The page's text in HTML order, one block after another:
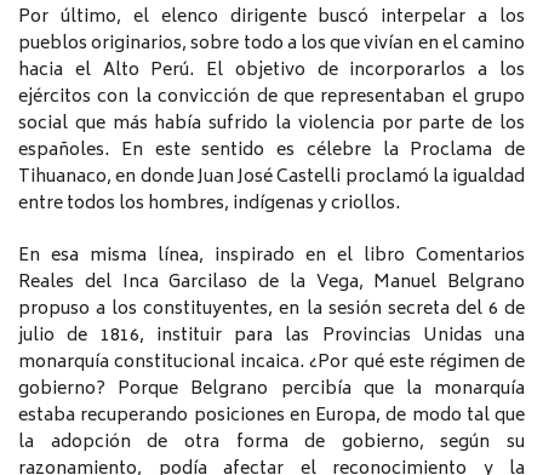
Por último, el elenco dirigente buscó interpelar a los
pueblos originarios, sobre todo a los que vivían en el camino
hacia el Alto Perú. El objetivo de incorporarlos a los
ejércitos con la convicción de que representaban el grupo
social que más había sufrido la violencia por parte de los
españoles. En este sentido es célebre la Proclama de
Tihuanaco, en donde Juan José Castelli proclamó la igualdad
entre todos los hombres, indígenas y criollos.
En esa misma línea, inspirado en el libro Comentarios
Reales del Inca Garcilaso de la Vega, Manuel Belgrano
propuso a los constituyentes, en la sesión secreta del 6 de
julio de 1816, instituir para las Provincias Unidas una
monarquía constitucional incaica. ¿Por qué este régimen de
gobierno? Porque Belgrano percibía que la monarquía
estaba recuperando posiciones en Europa, de modo tal que
la adopción de otra forma de gobierno, según su